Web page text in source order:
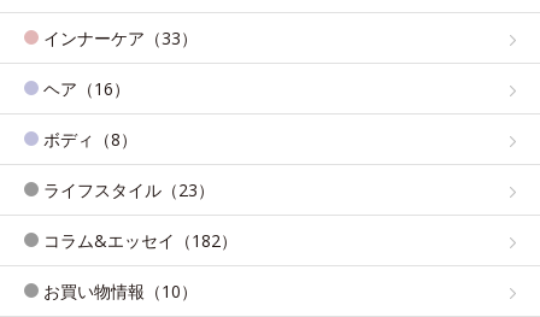
インナーケア（33）
ヘア（16）
ボディ（8）
ライフスタイル（23）
コラム&エッセイ（182）
お買い物情報（10）